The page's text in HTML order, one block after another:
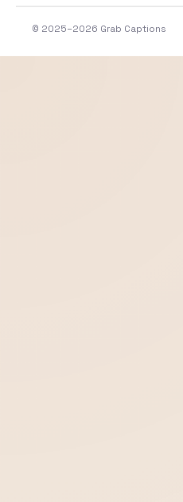
© 2025–2026 Grab Captions